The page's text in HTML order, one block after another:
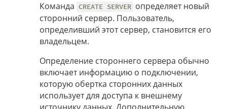
Команда CREATE SERVER определяет новый
сторонний сервер. Пользователь,
определивший этот сервер, становится его
владельцем.
Определение стороннего сервера обычно
включает информацию о подключении,
которую обертка сторонних данных
использует для доступа к внешнему